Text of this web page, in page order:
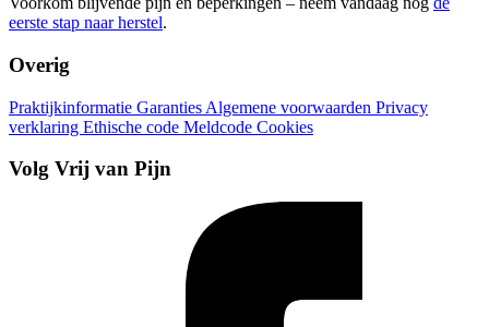
eerste stap naar herstel.
Overig
Praktijkinformatie Garanties Algemene voorwaarden Privacy
verklaring Ethische code Meldcode Cookies
Volg Vrij van Pijn